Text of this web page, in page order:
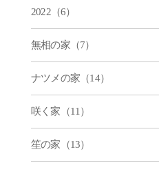
2022（6）
無相の家（7）
ナツメの家（14）
咲く家（11）
笙の家（13）